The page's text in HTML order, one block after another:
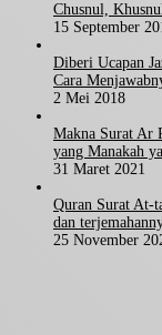
Chusnul,
15 September
Diberi Ucapan
Cara
2 Mei 2018
Makna Surat Ar
yang Manakah
31 Maret 2021
Quran Surat At-
dan
25 November